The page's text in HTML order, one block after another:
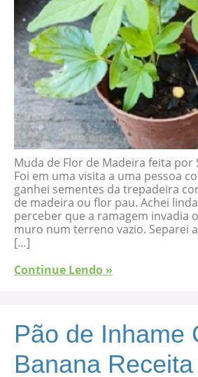
Muda de Flor de Madeira feita por
Foi em uma visita a uma pessoa
ganhei sementes da trepadeira
de madeira ou flor pau. Achei
perceber que a ramagem invadia
muro num terreno vazio. Separei
[…]
Continue Lendo »
Pão de Inhame
Banana